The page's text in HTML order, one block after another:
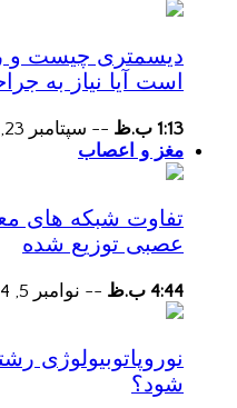
دیسمتری چیست و
است آیا نیاز به
1:13 ب.ظ -- سپتامبر 23, 2023
مغز و اعصاب
تفاوت شبکه های
عصبی توزیع شده
4:44 ب.ظ -- نوامبر 5, 2024
شود؟